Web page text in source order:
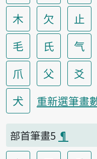
木 欠 止
毛
氏 气
爪
父 爻
犬
重新選筆畫
部首筆畫5 ¶